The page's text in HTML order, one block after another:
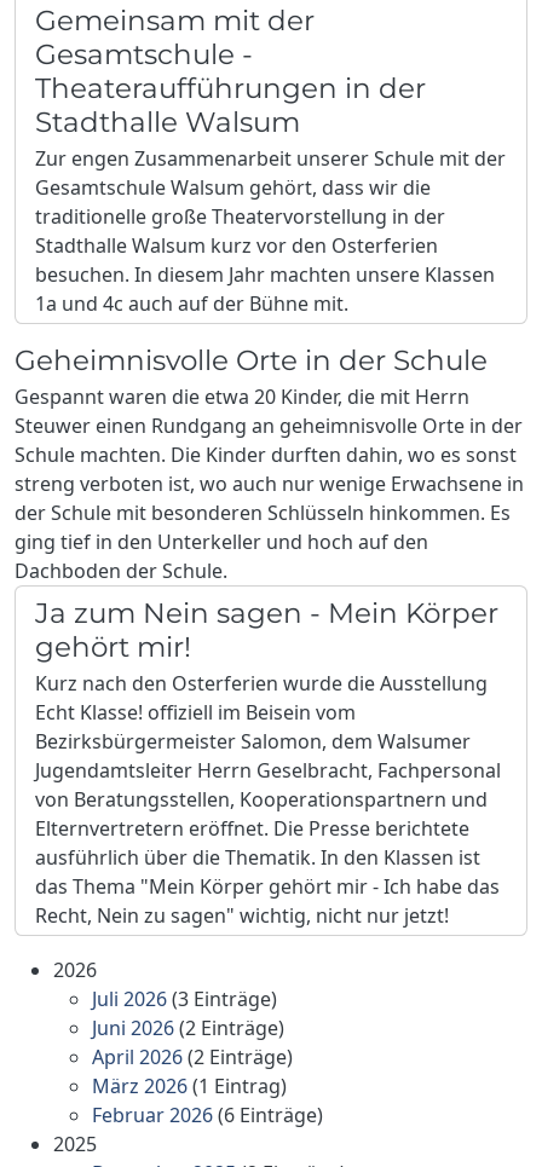
Gemeinsam mit der
Gesamtschule -
Theateraufführungen in der
Stadthalle Walsum
Zur engen Zusammenarbeit unserer Schule mit der
Gesamtschule Walsum gehört, dass wir die
traditionelle große Theatervorstellung in der
Stadthalle Walsum kurz vor den Osterferien
besuchen. In diesem Jahr machten unsere Klassen
1a und 4c auch auf der Bühne mit.
Geheimnisvolle Orte in der Schule
Gespannt waren die etwa 20 Kinder, die mit Herrn
Steuwer einen Rundgang an geheimnisvolle Orte in der
Schule machten. Die Kinder durften dahin, wo es sonst
streng verboten ist, wo auch nur wenige Erwachsene in
der Schule mit besonderen Schlüsseln hinkommen. Es
ging tief in den Unterkeller und hoch auf den
Dachboden der Schule.
Ja zum Nein sagen - Mein Körper
gehört mir!
Kurz nach den Osterferien wurde die Ausstellung
Echt Klasse! offiziell im Beisein vom
Bezirksbürgermeister Salomon, dem Walsumer
Jugendamtsleiter Herrn Geselbracht, Fachpersonal
von Beratungsstellen, Kooperationspartnern und
Elternvertretern eröffnet. Die Presse berichtete
ausführlich über die Thematik. In den Klassen ist
das Thema "Mein Körper gehört mir - Ich habe das
Recht, Nein zu sagen" wichtig, nicht nur jetzt!
2026
Juli 2026(3 Einträge)
Juni 2026(2 Einträge)
April 2026(2 Einträge)
März 2026(1 Eintrag)
Februar 2026(6 Einträge)
2025